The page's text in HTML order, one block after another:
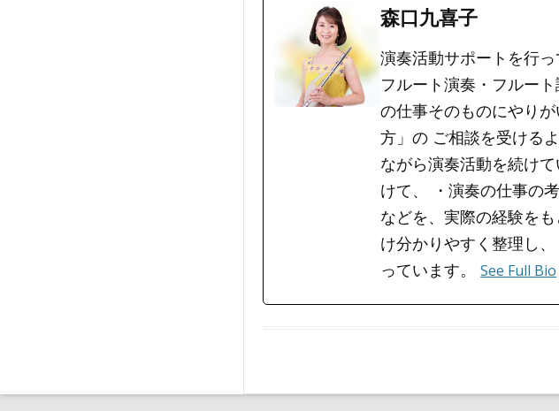
森口九喜子
演奏活動サポートを行
フルート演奏・フルー
の仕事そのものにやり
方」の ご相談を受ける
ながら演奏活動を続け
けて、 ・演奏の仕事の
などを、実際の経験を
け分かりやすく整理し
っています。See Full Bio